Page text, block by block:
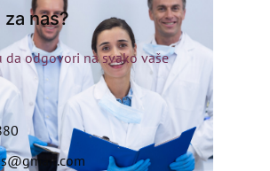
nas?
da odgovori na svako vaše